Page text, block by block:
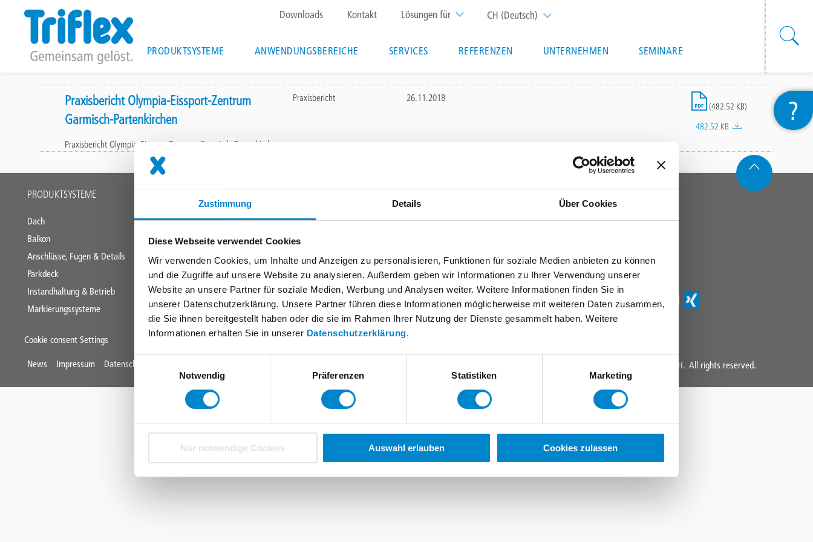
Zustimmung Details Über Cookies
Diese Webseite verwendet Cookies
Wir verwenden Cookies, um Inhalte und Anzeigen zu personalisieren, Funktionen für soziale Medien anbieten zu können
und die Zugriffe auf unsere Website zu analysieren. Außerdem geben wir Informationen zu Ihrer Verwendung unserer
Website an unsere Partner für soziale Medien, Werbung und Analysen weiter. Weitere Informationen finden Sie in
unserer Datenschutzerklärung. Unsere Partner führen diese Informationen möglicherweise mit weiteren Daten zusammen,
die Sie ihnen bereitgestellt haben oder die sie im Rahmen Ihrer Nutzung der Dienste gesammelt haben. Weitere
Informationen erhalten Sie in unserer Datenschutzerklärung.
Einwilligungsauswahl
Notwendig
Präferenzen Statistiken Marketing
Nur notwendige Cookies Auswahl erlauben Cookies zulassen
CH (Deutsch) List additional actions
Lösungen für
Top
menu
Downloads Kontakt
Main
navigation
PRODUKTSYSTEME ANWENDUNGSBEREICHE SERVICES REFERENZEN UNTERNEHMEN SEMINARE
Praxisbericht Olympia-Eissport-Zentrum
Garmisch-Partenkirchen
Praxisbericht Olympia-Eissport-Zentrum Garmisch-Partenkirchen
Praxisbericht 26.11.2018
File
(482.52 KB)
482.52 KB
?
Main
footer
PRODUKTSYSTEME
Dach
Balkon
Anschlüsse, Fugen & Details
Parkdeck
Instandhaltung & Betrieb
Markierungssysteme
Industriedächer
Verkehrsflächen
Flüssigkunststoff
Triflex Systemfinder
Schulungen & Seminare
Triflex Tools
FAQ
Fachverarbeitersuche
CONTACT
TRIFLEX GMBH
swiss@triflex.swiss
Cookie consent Settings
Mini
News Impressum Datenschutz Copyright 2004 - 2025 Triflex GmbH. All rights reserved.